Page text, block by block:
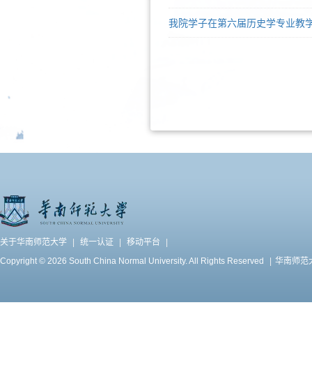
我院学子在第六届历史学专业教
关于华南师范大学 | 统一认证 | 移动平台
|
Copyright © 2026 South China Normal University. All Rights Reserved
| 华南师范